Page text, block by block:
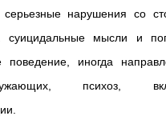
серьезные нарушения со
мысли и
поведение, иногда
психоз,